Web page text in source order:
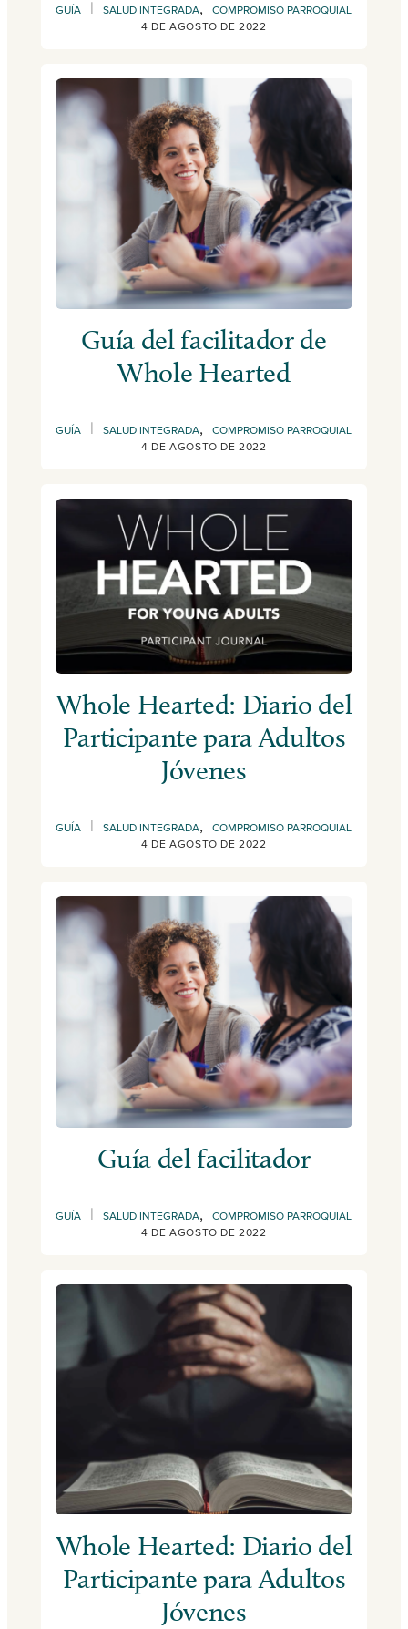
GUÍA | SALUD INTEGRADA,
COMPROMISO PARROQUIAL
4 DE AGOSTO DE 2022
Guía del facilitador de
Whole Hearted
GUÍA | SALUD INTEGRADA,
COMPROMISO PARROQUIAL
4 DE AGOSTO DE 2022
Whole Hearted: Diario del
Participante para Adultos
Jóvenes
GUÍA | SALUD INTEGRADA,
COMPROMISO PARROQUIAL
4 DE AGOSTO DE 2022
Guía del facilitador
GUÍA | SALUD INTEGRADA,
COMPROMISO PARROQUIAL
4 DE AGOSTO DE 2022
Whole Hearted: Diario del
Participante para Adultos
Jóvenes